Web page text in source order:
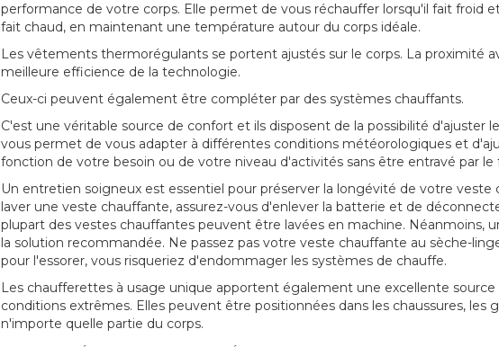
performance de votre corps. Elle permet de vous réchauffer lorsqu'il fait froid
fait chaud, en maintenant une température autour du corps idéale.
Les vêtements thermorégulants se portent ajustés sur le corps. La proximité
meilleure efficience de la technologie.
Ceux-ci peuvent également être compléter par des systèmes chauffants.
C'est une véritable source de confort et ils disposent de la possibilité d'ajuster
vous permet de vous adapter à différentes conditions météorologiques et
fonction de votre besoin ou de votre niveau d'activités sans être entravé par le
Un entretien soigneux est essentiel pour préserver la longévité de votre veste
laver une veste chauffante, assurez-vous d'enlever la batterie et de
plupart des vestes chauffantes peuvent être lavées en machine. Néanmoins,
la solution recommandée. Ne passez pas votre veste chauffante au sèche-
pour l'essorer, vous risqueriez d'endommager les systèmes de chauffe.
Les chaufferettes à usage unique apportent également une excellente source
conditions extrêmes. Elles peuvent être positionnées dans les chaussures, les
n'importe quelle partie du corps.